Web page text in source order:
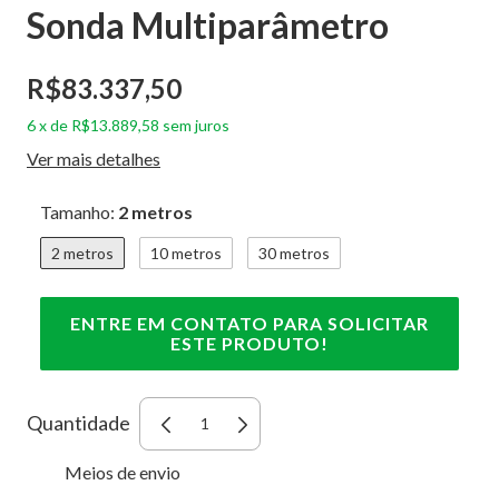
Sonda Multiparâmetro
R$83.337,50
6xde R$13.889,58 sem juros
Ver mais detalhes
Tamanho: 2 metros
2 metros 10 metros 30 metros
ENTRE EM CONTATO PARA SOLICITAR
ESTE PRODUTO!
Quantidade
Entregas para o CEP:
Meios de envio